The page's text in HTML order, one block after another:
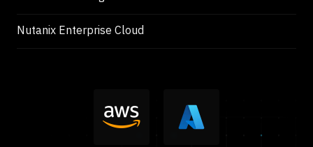
Nutanix Enterprise Cloud